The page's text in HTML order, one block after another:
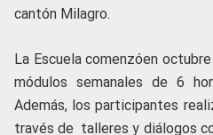
cantón Milagro.
La Escuela comenzóen
módulos semanales de 6
Además, los participantes
través de talleres y diálogos